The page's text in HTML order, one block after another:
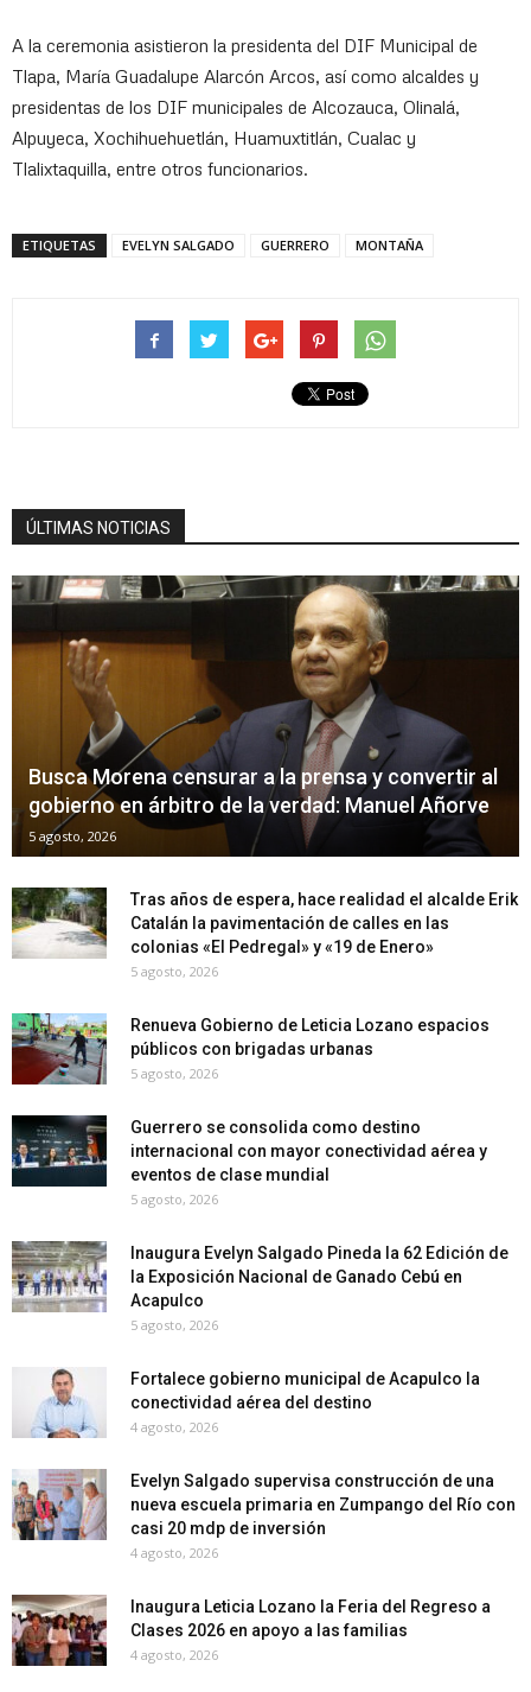
A la ceremonia asistieron la presidenta del DIF Municipal de
Tlapa, María Guadalupe Alarcón Arcos, así como alcaldes y
presidentas de los DIF municipales de Alcozauca, Olinalá,
Alpuyeca, Xochihuehuetlán, Huamuxtitlán, Cualac y
Tlalixtaquilla, entre otros funcionarios.
ETIQUETAS EVELYN SALGADO GUERRERO MONTAÑA
ÚLTIMAS NOTICIAS
Busca Morena censurar a la prensa y convertir al
gobierno en árbitro de la verdad: Manuel Añorve
5 agosto, 2026
Tras años de espera, hace realidad el alcalde Erik
Catalán la pavimentación de calles en las
colonias «El Pedregal» y «19 de Enero»
5 agosto, 2026
Renueva Gobierno de Leticia Lozano espacios
públicos con brigadas urbanas
5 agosto, 2026
Guerrero se consolida como destino
internacional con mayor conectividad aérea y
eventos de clase mundial
5 agosto, 2026
Inaugura Evelyn Salgado Pineda la 62 Edición de
la Exposición Nacional de Ganado Cebú en
Acapulco
5 agosto, 2026
Fortalece gobierno municipal de Acapulco la
conectividad aérea del destino
4 agosto, 2026
Evelyn Salgado supervisa construcción de una
nueva escuela primaria en Zumpango del Río con
casi 20 mdp de inversión
4 agosto, 2026
Inaugura Leticia Lozano la Feria del Regreso a
Clases 2026 en apoyo a las familias
4 agosto, 2026